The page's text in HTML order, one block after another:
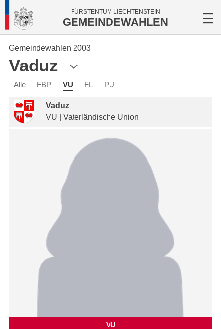
FÜRSTENTUM LIECHTENSTEIN
GEMEINDEWAHLEN
Gemeindewahlen 2003
Vaduz
Alle FBP VU FL PU
Vaduz
VU | Vaterländische Union
VU